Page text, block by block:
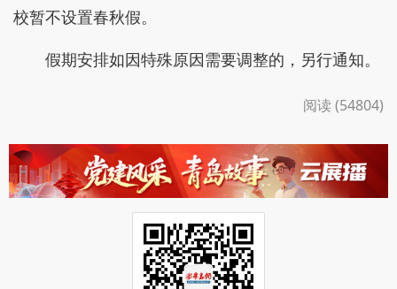
校暂不设置春秋假。
假期安排如因特殊原因需要调整的，另行通知。
阅读 (54804)